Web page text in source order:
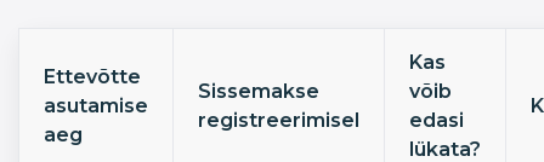
Ettevõtte
asutamise
aeg
Sissemakse
registreerimisel
Kas
võib
edasi
lükata?